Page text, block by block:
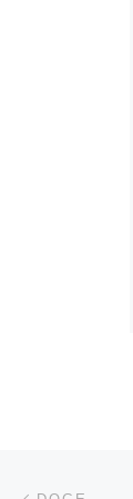
文章导航